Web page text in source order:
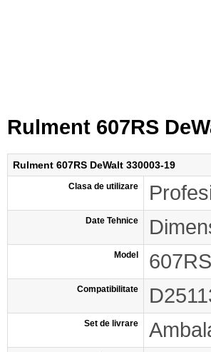
Rulment 607RS
Rulment 607RS DeWalt 330003-19
Clasa de utilizare
Date Tehnice
Model 607RS
Compatibilitate
Set de livrare